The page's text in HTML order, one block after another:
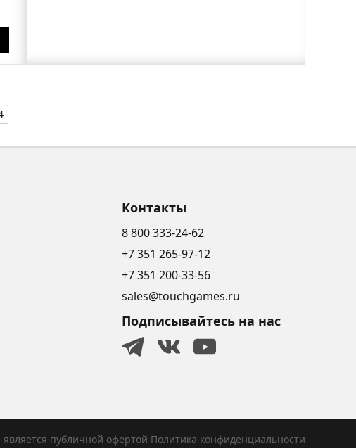
Контакты
8 800 333-24-62
+7 351 265-97-12
+7 351 200-33-56
sales@touchgames.ru
Подписывайтесь на нас
публичной офертой Политика конфиденциальности